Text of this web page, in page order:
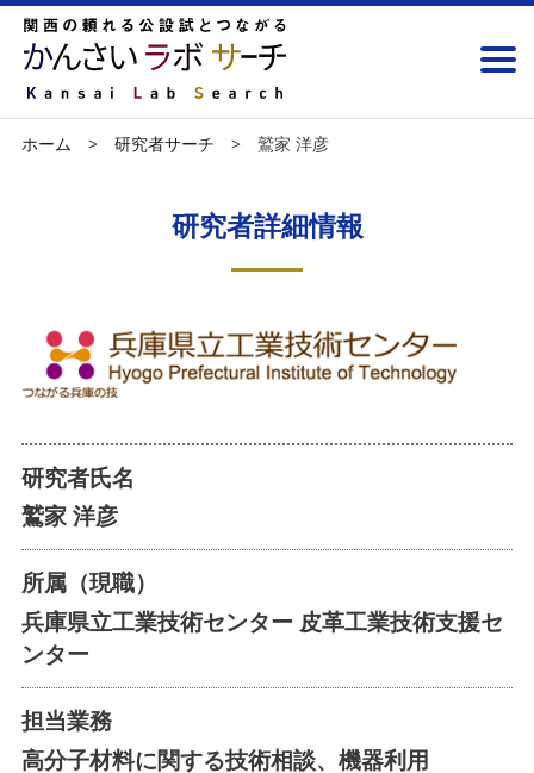
ホーム 研究者サーチ 鷲家 洋彦
研究者詳細情報
研究者氏名
鷲家 洋彦
所属（現職）
兵庫県立工業技術センター 皮革工業技術支援セ
ンター
担当業務
高分子材料に関する技術相談、機器利用